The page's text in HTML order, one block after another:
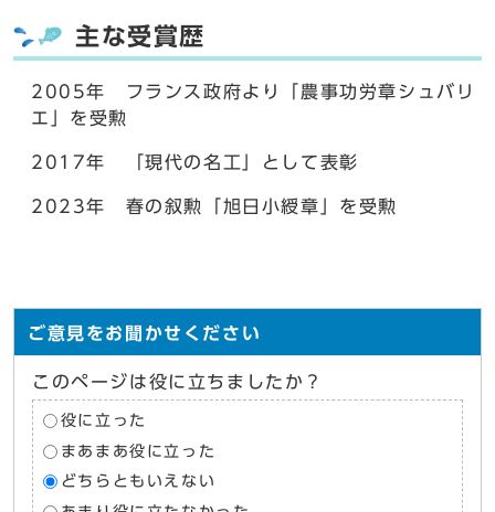
主な受賞歴
2005年 フランス政府より「農事功労章シュバリ
エ」を受勲
2017年 「現代の名工」として表彰
2023年 春の叙勲「旭日小綬章」を受勲
ご意見をお聞かせください
このページは役に立ちましたか？
役に立った
まあまあ役に立った
どちらともいえない